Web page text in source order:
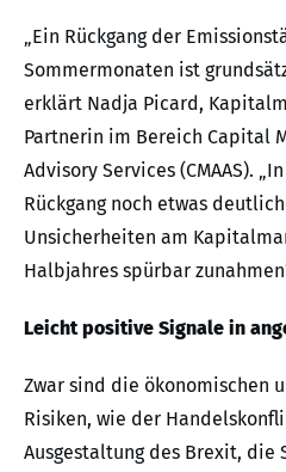
„Ein Rückgang der
Sommermonaten ist
erklärt Nadja Picard,
Partnerin im Bereich Capital
Advisory Services (CMAAS).
Rückgang noch etwas
Unsicherheiten am
Halbjahres spürbar
Leicht positive Signale in
Zwar sind die ökonomischen
Risiken, wie der
Ausgestaltung des Brexit, die